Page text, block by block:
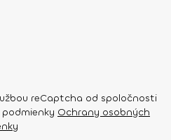
reCaptcha od spoločnosti
Ochrany osobných